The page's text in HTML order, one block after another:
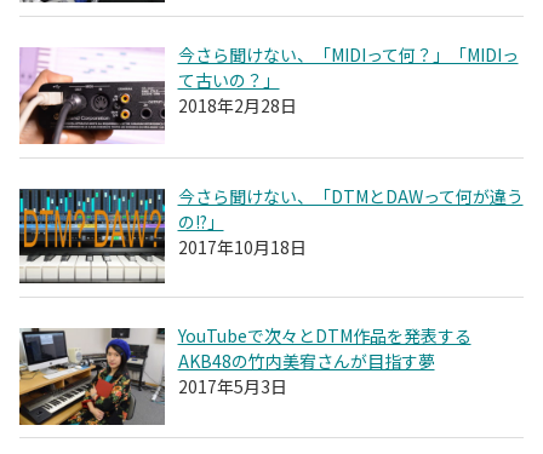
今さら聞けない、「MIDIって何？」「MIDIっ
て古いの？」
2018年2月28日
今さら聞けない、「DTMとDAWって何が違う
の!?」
2017年10月18日
YouTubeで次々とDTM作品を発表する
AKB48の竹内美宥さんが目指す夢
2017年5月3日